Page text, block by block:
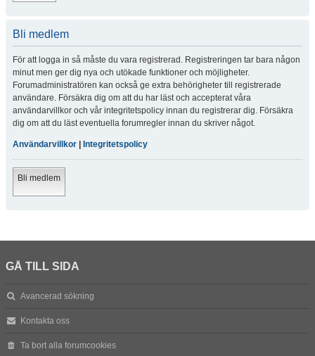
Bli medlem
För att logga in så måste du vara registrerad. Registreringen tar bara någon
minut men ger dig nya och utökade funktioner och möjligheter.
Forumadministratören kan också ge extra behörigheter till registrerade
användare. Försäkra dig om att du har läst och accepterat våra
användarvillkor och vår integritetspolicy innan du registrerar dig. Försäkra
dig om att du läst eventuella forumregler innan du skriver något.
Användarvillkor Integritetspolicy
Bli medlem
GÅ TILL SIDA
Avancerad sökning
Kontakta oss
Ta bort alla forumcookies